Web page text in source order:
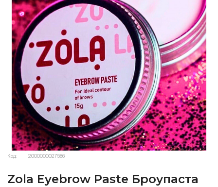
Код: 2000000027586
Zola Eyebrow Paste Броупаста